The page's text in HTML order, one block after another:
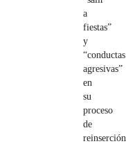
a
fiestas”
y
“conductas
agresivas”
en
su
proceso
de
reinserción